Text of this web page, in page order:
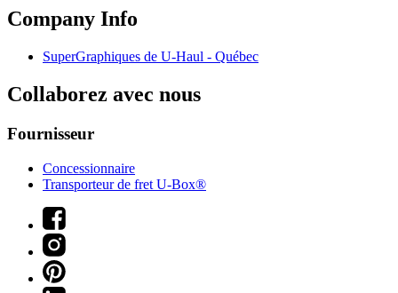
Company Info
SuperGraphiques de U-Haul - Québec
Collaborez avec nous
Fournisseur
Concessionnaire
Transporteur de fret U-Box®